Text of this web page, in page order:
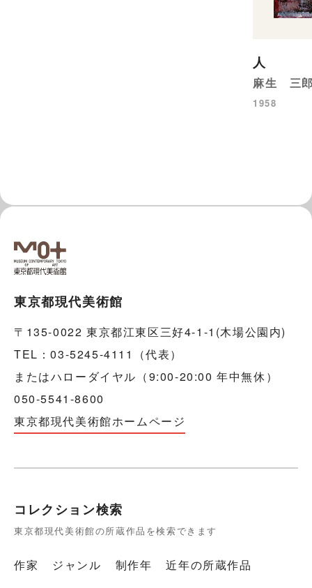
人
麻生 三
1958
東京都現代美術館
〒135-0022 東京都江東区三好4-1-1(木場公園内)
TEL：03-5245-4111（代表）
またはハローダイヤル（9:00-20:00 年中無休）
050-5541-8600
東京都現代美術館ホームページ
コレクション検索
東京都現代美術館の所蔵作品を検索できます
作家 ジャンル 制作年
近年の所蔵作品